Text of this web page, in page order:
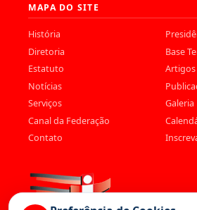
MAPA DO SITE
História
Diretoria
Base
Estatuto
Artigos
Notícias
Serviços
Galeria
Canal da Federação
Contato